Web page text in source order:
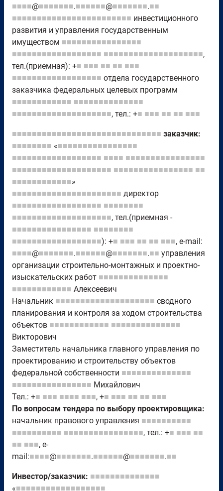
■■■■@■■■■■■■.■■■■■■@■■■■■■■.■■
■■■■■■■■■■■■■■■■■■■■■■■■ инвестиционного
развития и управления государственным
имуществом ■■■■■■■■■■■■■■■■
■■■■■■■■■■■■■■■■■■ ■■■■■■■■■■■■■■■■■■■■,
тел.(приемная): +■ ■■■ ■■ ■■ ■■■
■■■■■■■■■■■■■■■■■■ отдела государственного
заказчика федеральных целевых программ
■■■■■■■■■■■■ ■■■■■■■■■■■■■■
■■■■■■■■■■■■■■■■■■■■, тел.: +■ ■■■ ■■ ■■ ■■■
■■■■■■■■■■■■■■■■■■■■■■■■■■■■■■ заказчик:
■■■■■■■■ «■■■■■■■■■■■■■■■■
■■■■■■■■■■■■■■■■■■ ■■■■ ■■■■■■■■■■■■■■■■
■■■■■■■■■■■■■■■■■■■■ ■■■■■■■■■■■■■■■■ ■■
■■■■■■■■■■■■»
■■■■■■■■■■■■■■■■■■■■■■ директор
■■■■■■■■■■■■■■■■■■ ■■■■■■■■
■■■■■■■■■■■■■■■■■■■■, тел.(приемная -
■■■■■■■■■■■■■■■■ ■■■■■■■■
■■■■■■■■■■■■■■■■■■): +■ ■■■ ■■ ■■ ■■■, e-mail:
■■■■@■■■■■■■.■■■■■■@■■■■■■■.■■ управления
организации строительно-монтажных и проектно-
изыскательских работ ■■■■■■■■■■■■■■
■■■■■■■■■■■■ Алексеевич
Начальник ■■■■■■■■■■■■■■■■■■■■ сводного
планирования и контроля за ходом строительства
объектов ■■■■■■■■■■■■ ■■■■■■■■■■■■■■
Викторович
Заместитель начальника главного управления по
проектированию и строительству объектов
федеральной собственности ■■■■■■■■■■■■■■
■■■■■■■■■■■■■■■■ Михайлович
Тел.: +■ ■■■ ■■■■ ■■■, +■ ■■■ ■■ ■■ ■■■
По вопросам тендера по выбору проектировщика:
начальник правового управления ■■■■■■■■■■
■■■■■■■■■■ ■■■■■■■■■■■■■■■■, тел.: +■ ■■■ ■■
■■ ■■■, e-
mail:■■■■@■■■■■■■.■■■■■■@■■■■■■■.■■
Инвестор/заказчик: ■■■■■■■■■■■■■■
«■■■■■■■■■■■■■■■■■■